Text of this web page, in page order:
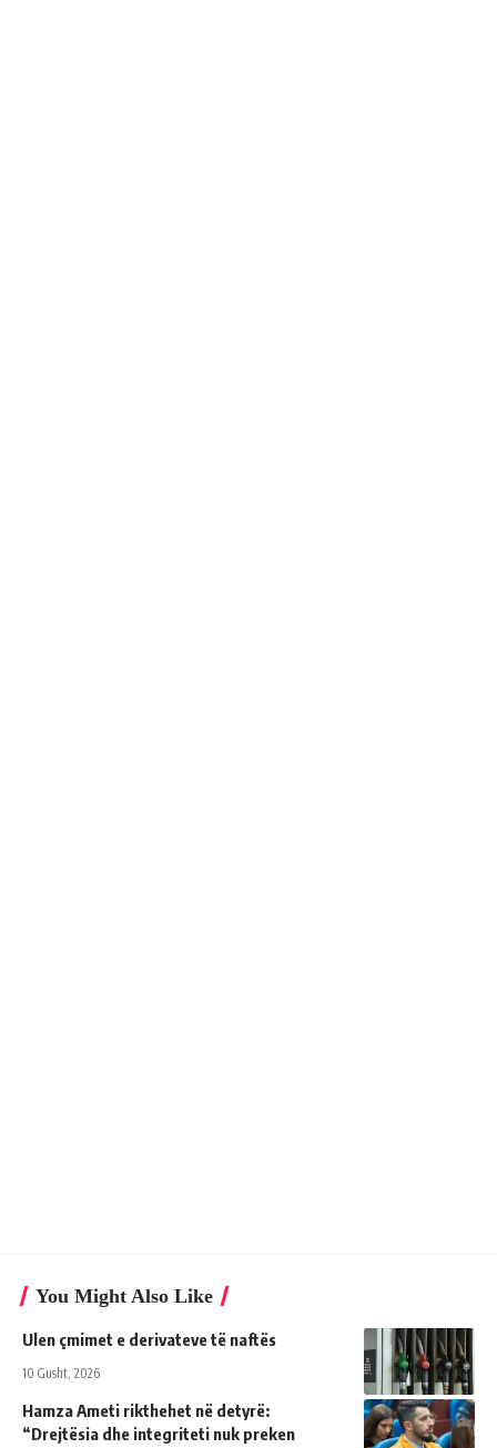
You Might Also Like
Ulen çmimet e derivateve të naftës
10 Gusht, 2026
Hamza Ameti rikthehet në detyrë:
“Drejtësia dhe integriteti nuk preken